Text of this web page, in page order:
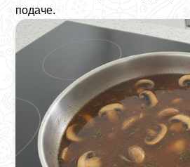
подаче.